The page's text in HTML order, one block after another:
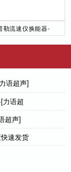
勒流速仪换能器-
语超声]
力语超
超声]
2022-02-10
速发货